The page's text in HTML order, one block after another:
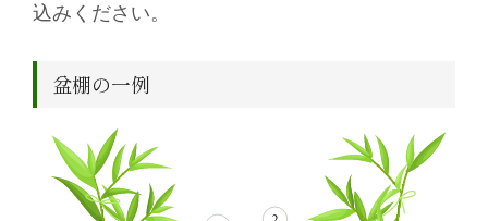
込みください。
盆棚の一例